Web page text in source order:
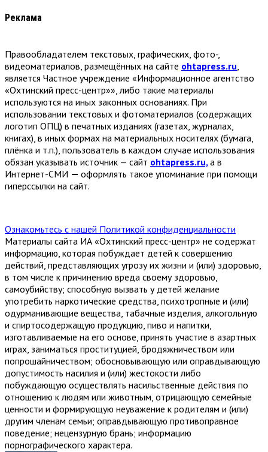
Реклама
Правообладателем текстовых, графических, фото-,
видеоматериалов, размещённых на сайте ohtapress.ru,
является Частное учреждение «Информационное агентство
«Охтинский пресс-центр»», либо такие материалы
используются на иных законных основаниях. При
использовании текстовых и фотоматериалов (содержащих
логотип ОПЦ) в печатных изданиях (газетах, журналах,
книгах), в иных формах на материальных носителях (бумага,
плёнка и т.п.), пользователь в каждом случае использования
обязан указывать источник — сайт ohtapress.ru, а в
Интернет-СМИ — оформлять такое упоминание при помощи
гиперссылки на сайт.
Ознакомьтесь с нашей Политикой конфиденциальности
Материалы сайта ИА «Охтинский пресс-центр» не содержат
информацию, которая побуждает детей к совершению
действий, представляющих угрозу их жизни и (или) здоровью,
в том числе к причинению вреда своему здоровью,
самоубийству; способную вызвать у детей желание
употребить наркотические средства, психотропные и (или)
одурманивающие вещества, табачные изделия, алкогольную
и спиртосодержащую продукцию, пиво и напитки,
изготавливаемые на его основе, принять участие в азартных
играх, заниматься проституцией, бродяжничеством или
попрошайничеством; обосновывающую или оправдывающую
допустимость насилия и (или) жестокости либо
побуждающую осуществлять насильственные действия по
отношению к людям или животным, отрицающую семейные
ценности и формирующую неуважение к родителям и (или)
другим членам семьи; оправдывающую противоправное
поведение; нецензурную брань; информацию
порнографического характера.